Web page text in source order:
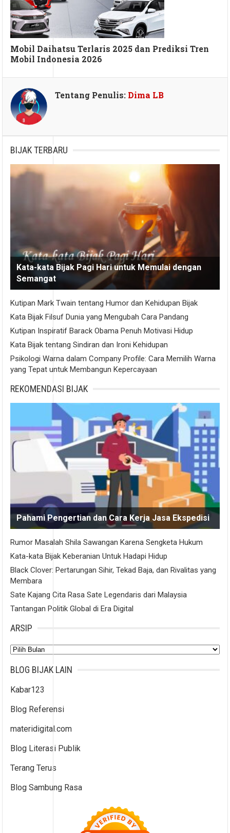
Mobil Daihatsu Terlaris 2025 dan Prediksi Tren
Mobil Indonesia 2026
Tentang Penulis: Dima LB
BIJAK TERBARU
Kata-kata Bijak Pagi Hari untuk Memulai dengan
Semangat
Kutipan Mark Twain tentang Humor dan Kehidupan Bijak
Kata Bijak Filsuf Dunia yang Mengubah Cara Pandang
Kutipan Inspiratif Barack Obama Penuh Motivasi Hidup
Kata Bijak tentang Sindiran dan Ironi Kehidupan
Psikologi Warna dalam Company Profile: Cara Memilih Warna
yang Tepat untuk Membangun Kepercayaan
REKOMENDASI BIJAK
Pahami Pengertian dan Cara Kerja Jasa Ekspedisi
Rumor Masalah Shila Sawangan Karena Sengketa Hukum
Kata-kata Bijak Keberanian Untuk Hadapi Hidup
Black Clover: Pertarungan Sihir, Tekad Baja, dan Rivalitas yang
Membara
Sate Kajang Cita Rasa Sate Legendaris dari Malaysia
Tantangan Politik Global di Era Digital
ARSIP
Arsip
BLOG BIJAK LAIN
Kabar123
Blog Referensi
materidigital.com
Blog Literasi Publik
Terang Terus
Blog Sambung Rasa